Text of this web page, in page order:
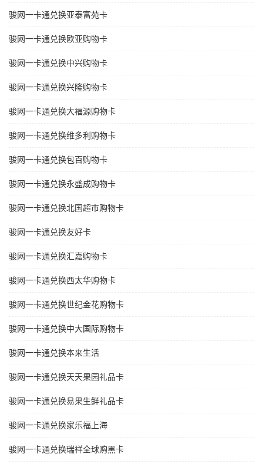
骏网一卡通兑换亚泰富苑卡
骏网一卡通兑换欧亚购物卡
骏网一卡通兑换中兴购物卡
骏网一卡通兑换兴隆购物卡
骏网一卡通兑换大福源购物卡
骏网一卡通兑换维多利购物卡
骏网一卡通兑换包百购物卡
骏网一卡通兑换永盛成购物卡
骏网一卡通兑换北国超市购物卡
骏网一卡通兑换友好卡
骏网一卡通兑换汇嘉购物卡
骏网一卡通兑换西太华购物卡
骏网一卡通兑换世纪金花购物卡
骏网一卡通兑换中大国际购物卡
骏网一卡通兑换本来生活
骏网一卡通兑换天天果园礼品卡
骏网一卡通兑换易果生鲜礼品卡
骏网一卡通兑换家乐福上海
骏网一卡通兑换瑞祥全球购黑卡